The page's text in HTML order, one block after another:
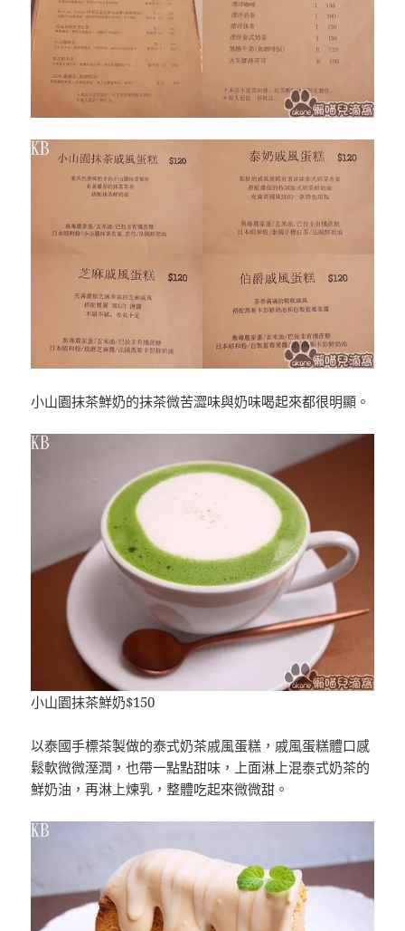
小山園抹茶鮮奶的抹茶微苦澀味與奶味喝起來都很明顯。
小山園抹茶鮮奶$150
以泰國手標茶製做的泰式奶茶戚風蛋糕，戚風蛋糕體口感
鬆軟微微溼潤，也帶一點點甜味，上面淋上混泰式奶茶的
鮮奶油，再淋上煉乳，整體吃起來微微甜。